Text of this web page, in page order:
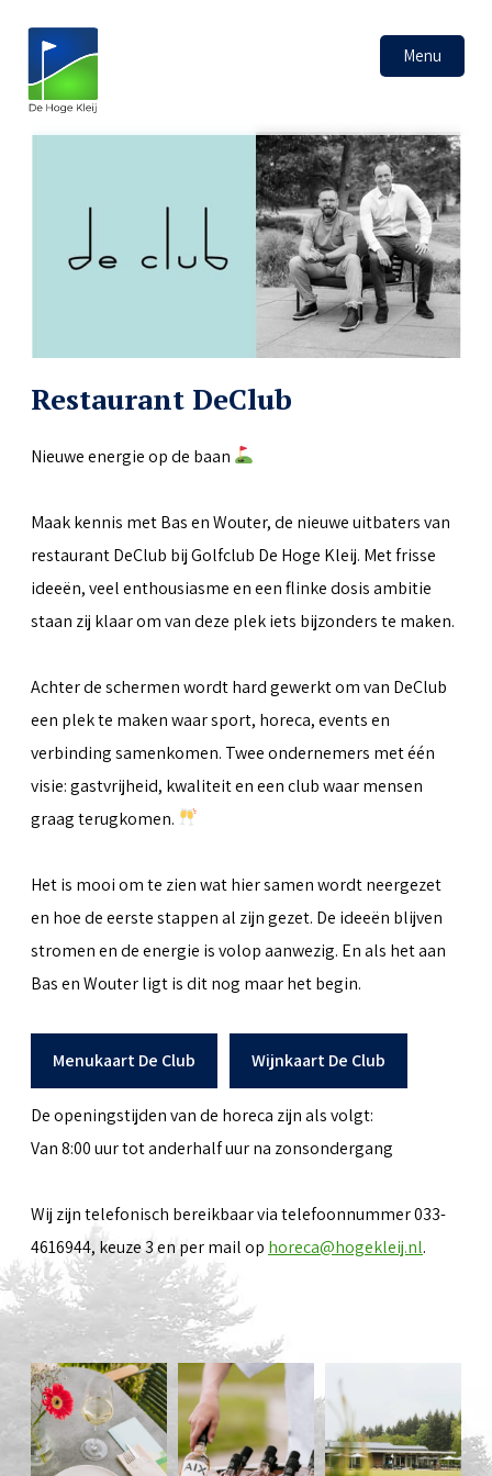
Menu
Restaurant DeClub
Nieuwe energie op de baan
Maak kennis met Bas en Wouter, de nieuwe uitbaters van
restaurant DeClub bij Golfclub De Hoge Kleij. Met frisse
ideeën, veel enthousiasme en een flinke dosis ambitie
staan zij klaar om van deze plek iets bijzonders te maken.
Achter de schermen wordt hard gewerkt om van DeClub
een plek te maken waar sport, horeca, events en
verbinding samenkomen. Twee ondernemers met één
visie: gastvrijheid, kwaliteit en een club waar mensen
graag terugkomen.
Het is mooi om te zien wat hier samen wordt neergezet
en hoe de eerste stappen al zijn gezet. De ideeën blijven
stromen en de energie is volop aanwezig. En als het aan
Bas en Wouter ligt is dit nog maar het begin.
Menukaart De Club Wijnkaart De Club
De openingstijden van de horeca zijn als volgt:
Van 8:00 uur tot anderhalf uur na zonsondergang
Wij zijn telefonisch bereikbaar via telefoonnummer 033-
4616944, keuze 3 en per mail op horeca@hogekleij.nl.